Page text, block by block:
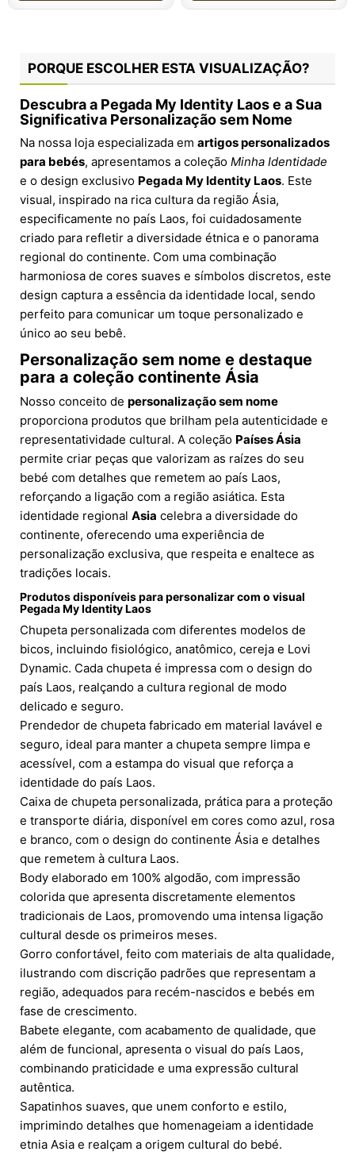
PORQUE ESCOLHER ESTA VISUALIZAÇÃO?
Descubra a Pegada My Identity Laos e a Sua
Significativa Personalização sem Nome
Na nossa loja especializada em artigos personalizados
para bebés, apresentamos a coleção Minha Identidade
e o design exclusivo Pegada My Identity Laos. Este
visual, inspirado na rica cultura da região Ásia,
especificamente no país Laos, foi cuidadosamente
criado para refletir a diversidade étnica e o panorama
regional do continente. Com uma combinação
harmoniosa de cores suaves e símbolos discretos, este
design captura a essência da identidade local, sendo
perfeito para comunicar um toque personalizado e
único ao seu bebê.
Personalização sem nome e destaque
para a coleção continente Ásia
Nosso conceito de personalização sem nome
proporciona produtos que brilham pela autenticidade e
representatividade cultural. A coleção Países Ásia
permite criar peças que valorizam as raízes do seu
bebé com detalhes que remetem ao país Laos,
reforçando a ligação com a região asiática. Esta
identidade regional Asia celebra a diversidade do
continente, oferecendo uma experiência de
personalização exclusiva, que respeita e enaltece as
tradições locais.
Produtos disponíveis para personalizar com o visual
Pegada My Identity Laos
Chupeta personalizada com diferentes modelos de
bicos, incluindo fisiológico, anatômico, cereja e Lovi
Dynamic. Cada chupeta é impressa com o design do
país Laos, realçando a cultura regional de modo
delicado e seguro.
Prendedor de chupeta fabricado em material lavável e
seguro, ideal para manter a chupeta sempre limpa e
acessível, com a estampa do visual que reforça a
identidade do país Laos.
Caixa de chupeta personalizada, prática para a proteção
e transporte diária, disponível em cores como azul, rosa
e branco, com o design do continente Ásia e detalhes
que remetem à cultura Laos.
Body elaborado em 100% algodão, com impressão
colorida que apresenta discretamente elementos
tradicionais de Laos, promovendo uma intensa ligação
cultural desde os primeiros meses.
Gorro confortável, feito com materiais de alta qualidade,
ilustrando com discrição padrões que representam a
região, adequados para recém-nascidos e bebés em
fase de crescimento.
Babete elegante, com acabamento de qualidade, que
além de funcional, apresenta o visual do país Laos,
combinando praticidade e uma expressão cultural
autêntica.
Sapatinhos suaves, que unem conforto e estilo,
imprimindo detalhes que homenageiam a identidade
etnia Asia e realçam a origem cultural do bebé.